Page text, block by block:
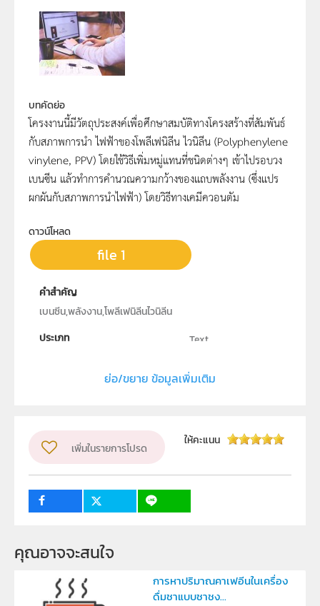
บทคัดย่อ
โครงงานนี้มีวัตถุประสงค์เพื่อศึกษาสมบัติทางโครงสร้างที่สัมพันธ์
กับสภาพการนำ ไฟฟ้าของโพลีเฟนิลีน ไวนิลีน (Polyphenylene
vinylene, PPV) โดยใช้วิธีเพิ่มหมู่แทนที่ชนิดต่างๆ เข้าไปรอบวง
เบนซีน แล้วทำการคำนวณความกว้างของแถบพลังงาน (ซึ่งแปร
ผกผันกับสภาพการนำไฟฟ้า) โดยวิธีทางเคมีควอนตัม
ดาวน์โหลด
file 1
คำสำคัญ
เบนซีน,พลังงาน,โพลีเฟนิลีนไวนิลีน
ประเภท
Text
สถาบันส่งเสริมการสอนวิทยาศาสตร์และเทคโนโลยี
กลุ่มเป้าหมาย
ครู, นักเรียน, บุคคลทั่วไป
ย่อ/ขยาย ข้อมูลเพิ่มเติม
เพิ่มในรายการโปรด
ให้คะแนน
คุณอาจจะสนใจ
การหาปริมาณคาเฟอีนในเครื่อง
ดื่มชาแบบชาชง...